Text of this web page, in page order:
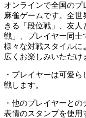
オンラインで全国のプ
麻雀ゲームです。全
きる「段位戦」、友人
戦」、プレイヤー同士
様々な対戦スタイルに
広くお楽しみいただけ
・プレイヤーは可愛
戦します。
・他のプレイヤーと
表情のスタンプを使用